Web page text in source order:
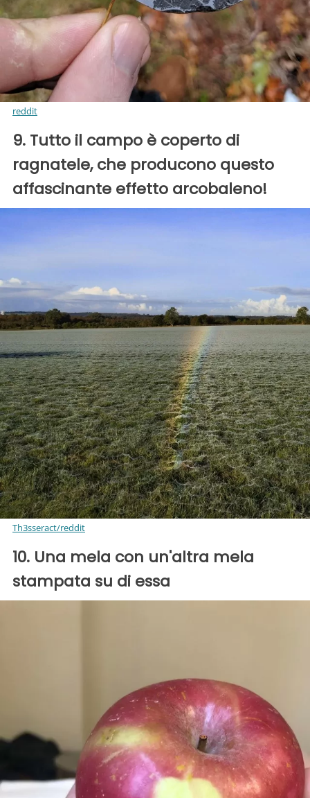
reddit
9. Tutto il campo è coperto di
ragnatele, che producono questo
affascinante effetto arcobaleno!
Th3sseract/reddit
10. Una mela con un'altra mela
stampata su di essa